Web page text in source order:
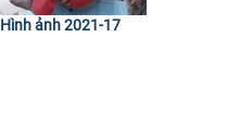
Hình ảnh 2021-17